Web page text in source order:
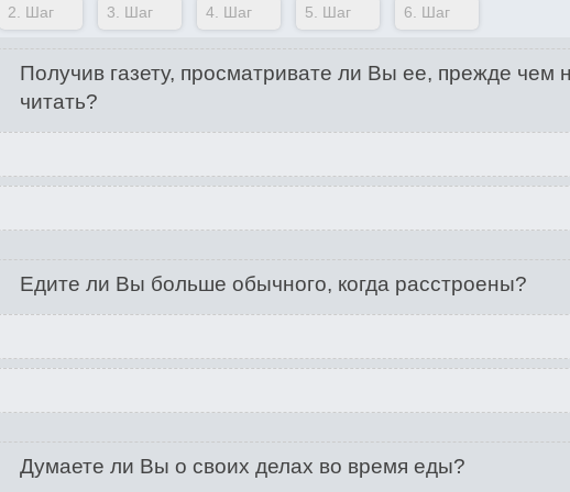
2. Шаг 3. Шаг 4. Шаг 5. Шаг 6. Шаг
Получив газету, просматривате ли Вы ее, прежде чем
читать?
Едите ли Вы больше обычного, когда расстроены?
Думаете ли Вы о своих делах во время еды?